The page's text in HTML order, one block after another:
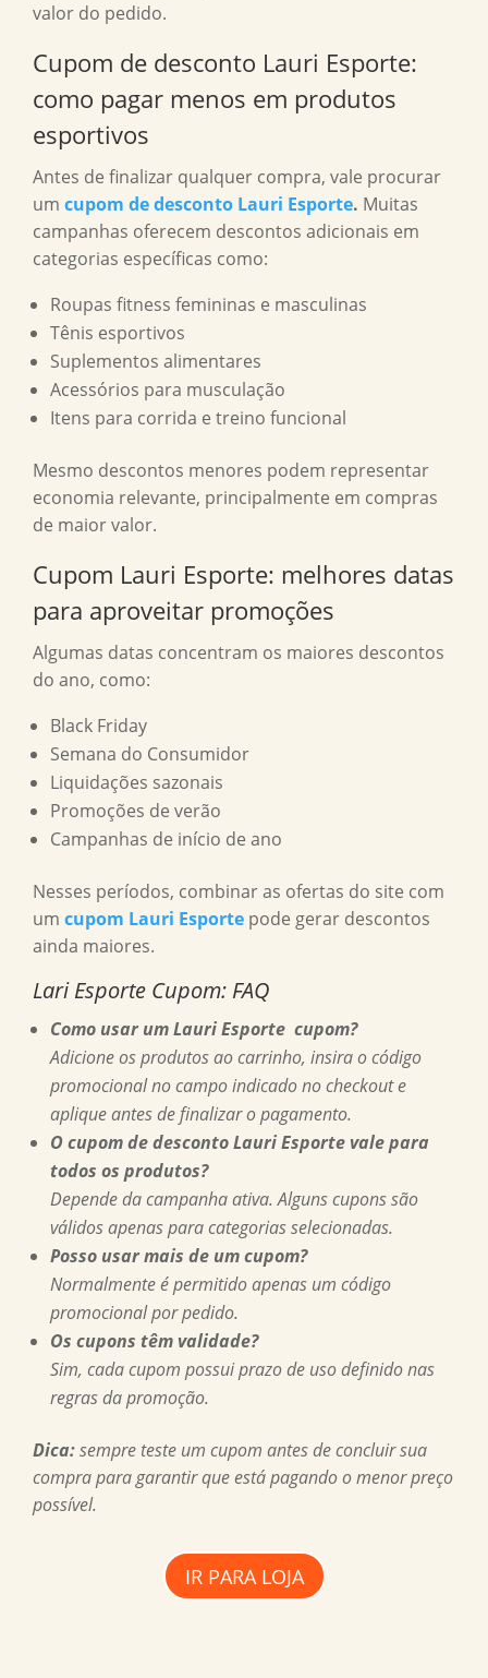
valor do pedido.
Cupom de desconto Lauri Esporte:
como pagar menos em produtos
esportivos
Antes de finalizar qualquer compra, vale procurar
um cupom de desconto Lauri Esporte. Muitas
campanhas oferecem descontos adicionais em
categorias específicas como:
Roupas fitness femininas e masculinas
Tênis esportivos
Suplementos alimentares
Acessórios para musculação
Itens para corrida e treino funcional
Mesmo descontos menores podem representar
economia relevante, principalmente em compras
de maior valor.
Cupom Lauri Esporte: melhores datas
para aproveitar promoções
Algumas datas concentram os maiores descontos
do ano, como:
Black Friday
Semana do Consumidor
Liquidações sazonais
Promoções de verão
Campanhas de início de ano
Nesses períodos, combinar as ofertas do site com
um cupom Lauri Esporte pode gerar descontos
ainda maiores.
Lari Esporte Cupom: FAQ
Como usar um Lauri Esporte cupom?
Adicione os produtos ao carrinho, insira o código
promocional no campo indicado no checkout e
aplique antes de finalizar o pagamento.
O cupom de desconto Lauri Esporte vale para
todos os produtos?
Depende da campanha ativa. Alguns cupons são
válidos apenas para categorias selecionadas.
Posso usar mais de um cupom?
Normalmente é permitido apenas um código
promocional por pedido.
Os cupons têm validade?
Sim, cada cupom possui prazo de uso definido nas
regras da promoção.
Dica:sempre teste um cupom antes de concluir sua
compra para garantir que está pagando o menor preço
possível.
IR PARA LOJA